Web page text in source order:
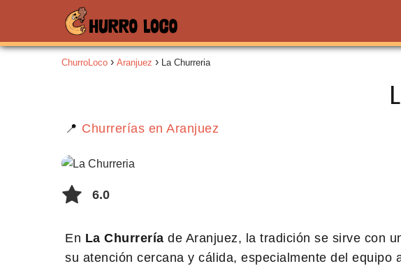
ChurroLoco Aranjuez La Churreria
📍 Churrerías en Aranjuez
6.0
En La Churrería de Aranjuez, la tradición se sirve con
su atención cercana y cálida, especialmente del equipo